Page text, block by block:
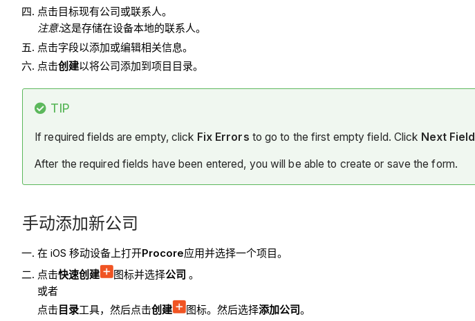
点击目标现有公司或联系人。
注意:这是存储在设备本地的联系人。
点击字段以添加或编辑相关信息。
点击创建以将公司添加到项目目录。
TIP
If required fields are empty, click Fix Errors to go to the first empty field. Click Next Field
After the required fields have been entered, you will be able to create or save the form.
手动添加新公司
在 iOS 移动设备上打开Procore应用并选择一个项目。
点击快速创建 图标并选择公司 。
或者
点击目录工具，然后点击创建 图标。然后选择添加公司。